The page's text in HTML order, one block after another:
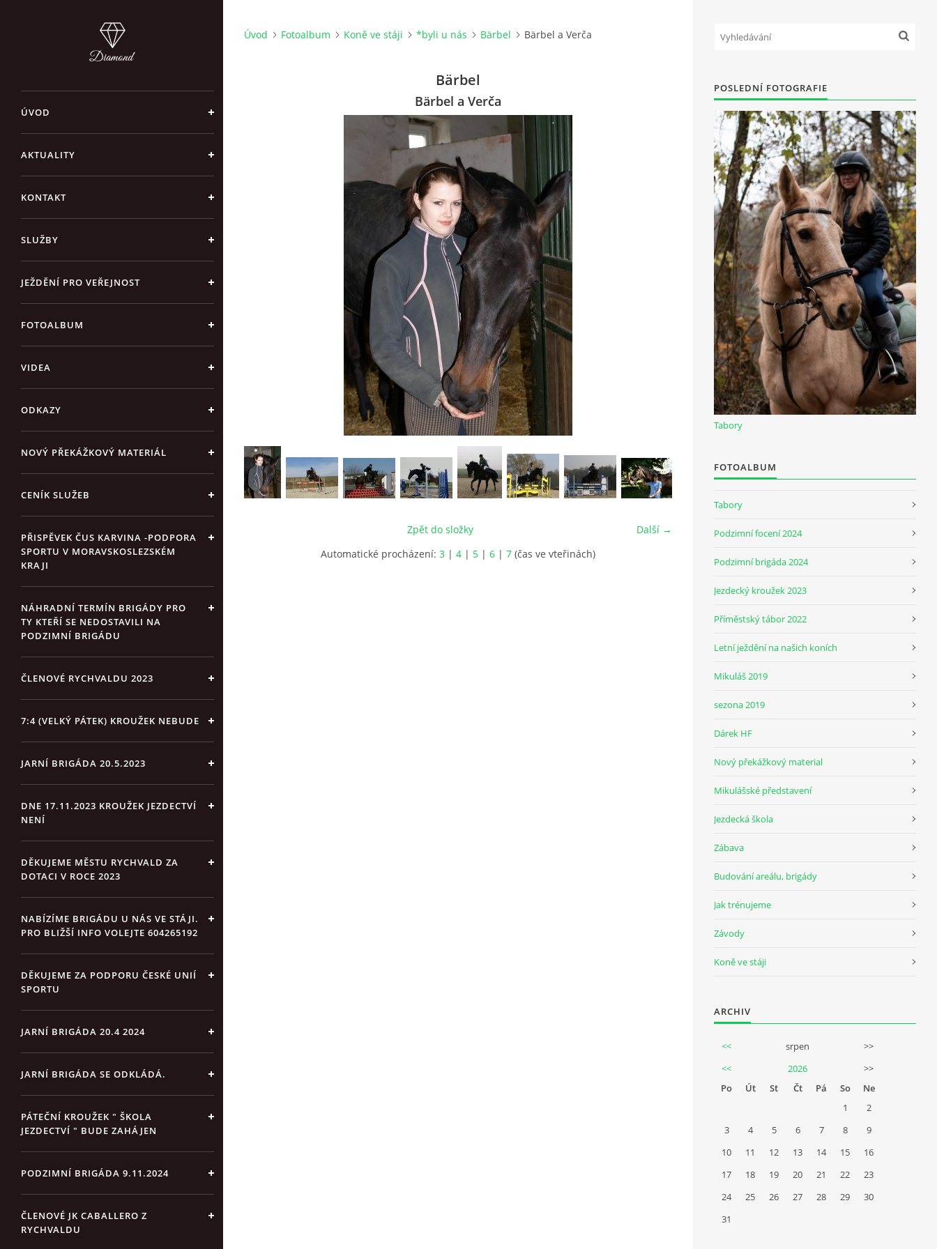
ÚVOD
AKTUALITY
KONTAKT
SLUŽBY
JEŽDĚNÍ PRO VEŘEJNOST
FOTOALBUM
VIDEA
ODKAZY
NOVÝ PŘEKÁŽKOVÝ MATERIÁL
CENÍK SLUŽEB
PŘISPĚVEK ČUS KARVINA -PODPORA
SPORTU V MORAVSKOSLEZSKÉM
KRAJI
NÁHRADNÍ TERMÍN BRIGÁDY PRO
TY KTEŘÍ SE NEDOSTAVILI NA
PODZIMNÍ BRIGÁDU
ČLENOVÉ RYCHVALDU 2023
7:4 (VELKÝ PÁTEK) KROUŽEK NEBUDE
JARNÍ BRIGÁDA 20.5.2023
DNE 17.11.2023 KROUŽEK JEZDECTVÍ
NENÍ
DĚKUJEME MĚSTU RYCHVALD ZA
DOTACI V ROCE 2023
NABÍZÍME BRIGÁDU U NÁS VE STÁJI.
PRO BLIŽŠÍ INFO VOLEJTE 604265192
DĚKUJEME ZA PODPORU ČESKÉ UNIÍ
SPORTU
JARNÍ BRIGÁDA 20.4 2024
JARNÍ BRIGÁDA SE ODKLÁDÁ.
PÁTEČNÍ KROUŽEK " ŠKOLA
JEZDECTVÍ " BUDE ZAHÁJEN
PODZIMNÍ BRIGÁDA 9.11.2024
ČLENOVÉ JK CABALLERO Z
RYCHVALDU
Úvod Fotoalbum Koně ve stáji *byli u nás Bärbel Bärbel a Verča
Bärbel
Bärbel a Verča
Další →
Zpět do složky
Automatické procházení: 3 | 4 | 5 | 6 | 7 (čas ve vteřinách)
POSLEDNÍ FOTOGRAFIE
Tabory
FOTOALBUM
Tabory
Podzimní focení 2024
Podzimní brigáda 2024
Jezdecký kroužek 2023
Příměstský tábor 2022
Letní ježdění na našich koních
Mikuláš 2019
sezona 2019
Dárek HF
Nový překážkový material
Mikulášské představení
Jezdecká škola
Zábava
Budování areálu, brigády
Jak trénujeme
Závody
Koně ve stáji
ARCHIV
<< srpen
>>
<<
2026
>>
Po
Út St Čt Pá So
Ne
1
2
3
4 5 6 7 8
9
10
11 12 13 14 15
16
17
18 19 20 21 22
23
24
25 26 27 28 29
30
31